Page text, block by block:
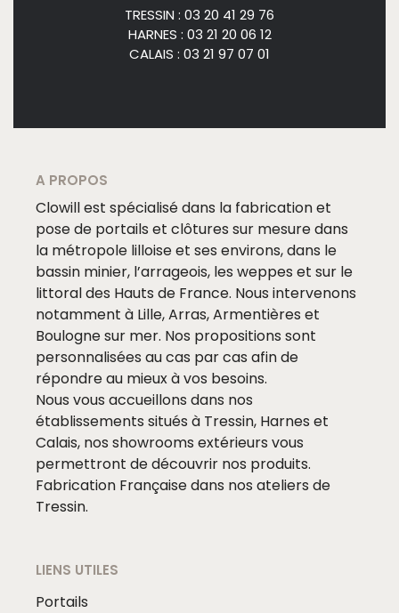
TRESSIN : 03 20 41 29 76
HARNES : 03 21 20 06 12
CALAIS : 03 21 97 07 01
A PROPOS
Clowill est spécialisé dans la fabrication et
pose de portails et clôtures sur mesure dans
la métropole lilloise et ses environs, dans le
bassin minier, l’arrageois, les weppes et sur le
littoral des Hauts de France. Nous intervenons
notamment à Lille, Arras, Armentières et
Boulogne sur mer. Nos propositions sont
personnalisées au cas par cas afin de
répondre au mieux à vos besoins.
Nous vous accueillons dans nos
établissements situés à Tressin, Harnes et
Calais, nos showrooms extérieurs vous
permettront de découvrir nos produits.
Fabrication Française dans nos ateliers de
Tressin.
LIENS UTILES
Portails